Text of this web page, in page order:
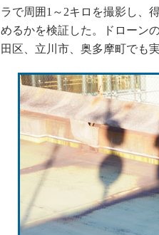
ラで周囲1～2キロを撮影し、
めるかを検証した。ドローン
田区、立川市、奥多摩町でも